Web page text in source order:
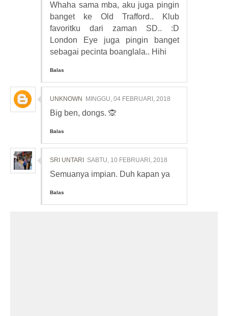
Whaha sama mba, aku juga pingin
banget ke Old Trafford.. Klub
favoritku dari zaman SD.. :D
London Eye juga pingin banget
sebagai pecinta boanglala.. Hihi
Balas
UNKNOWN MINGGU, 04 FEBRUARI, 2018
Big ben, dongs. 🙊
Balas
SRI UNTARI SABTU, 10 FEBRUARI, 2018
Semuanya impian. Duh kapan ya
Balas